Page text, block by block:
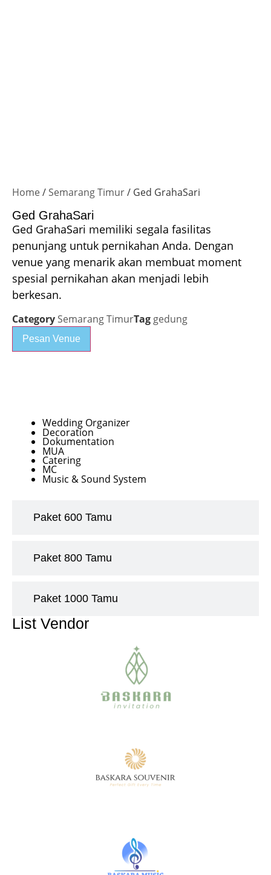
Home/ Semarang Timur/ Ged GrahaSari
Ged GrahaSari
Ged GrahaSari memiliki segala fasilitas
penunjang untuk pernikahan Anda. Dengan
venue yang menarik akan membuat moment
spesial pernikahan akan menjadi lebih
berkesan.
Category Semarang TimurTag gedung
Pesan Venue
Paket 600 Tamu
Paket 800 Tamu
Paket 1000 Tamu
Wedding Organizer
Decoration
Dokumentation
MUA
Catering
MC
Music & Sound System
List Vendor